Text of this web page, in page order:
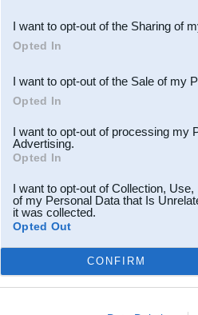
Downstream Participants
third parties.
I want to opt-out of the Sharing of
Opted In
I want to opt-out of the Sale of my
Opted In
I want to opt-out of processing my
Advertising.
Opted In
I want to opt-out of Collection,
of my Personal Data that Is
it was collected.
Opted Out
CONFIRM